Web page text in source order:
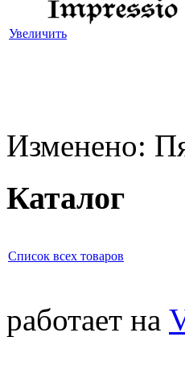
Увеличить
Изменено:
Каталог
Список всех товаров
работает на